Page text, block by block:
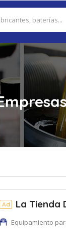
Ad La Tienda
Equipamiento